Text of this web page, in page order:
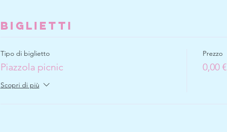
Biglietti
Tipo di biglietto
Piazzola picnic
Scopri di più
Prezzo
0,00 €